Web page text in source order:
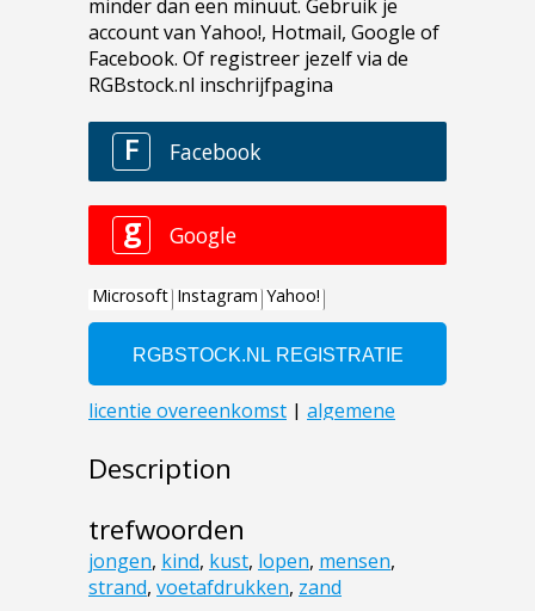
Description
trefwoorden
jongen, kind, kust, lopen, mensen,
strand, voetafdrukken, zand